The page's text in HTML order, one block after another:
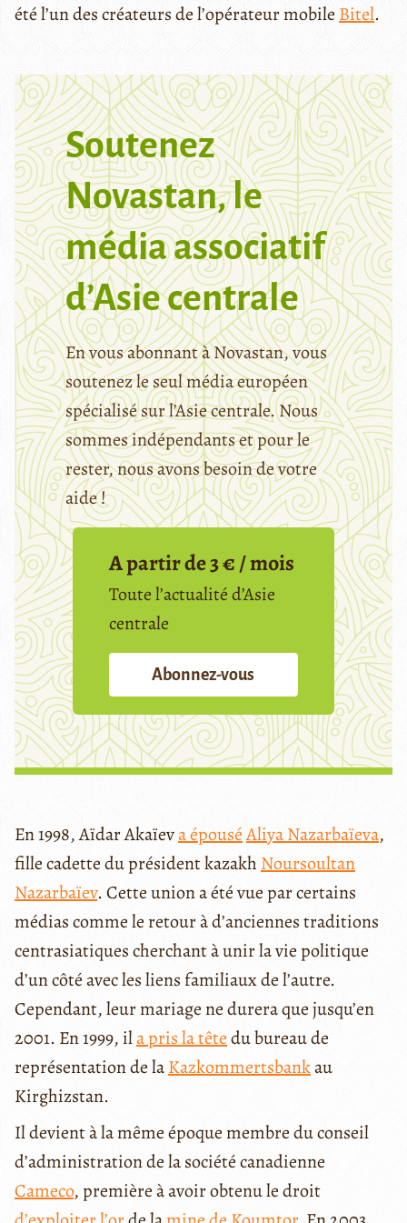
été l’un des créateurs de l’opérateur mobile Bitel.
Soutenez
Novastan, le
média associatif
d’Asie centrale
En vous abonnant à Novastan, vous
soutenez le seul média européen
spécialisé sur l’Asie centrale. Nous
sommes indépendants et pour le
rester, nous avons besoin de votre
aide !
A partir de 3 € / mois
Toute l’actualité d’Asie
centrale
Abonnez-vous
En 1998, Aïdar Akaïeva épouséAliya Nazarbaïeva,
fille cadette du président kazakh Noursoultan
Nazarbaïev. Cette union a été vue par certains
médias comme le retour à d’anciennes traditions
centrasiatiques cherchant à unir la vie politique
d’un côté avec les liens familiaux de l’autre.
Cependant, leur mariage ne durera que jusqu’en
2001. En 1999, ila pris la têtedu bureau de
représentation de laKazkommertsbankau
Kirghizstan.
Il devient à la même époque membre du conseil
d’administration de la société canadienne
Cameco, première à avoir obtenu le droit